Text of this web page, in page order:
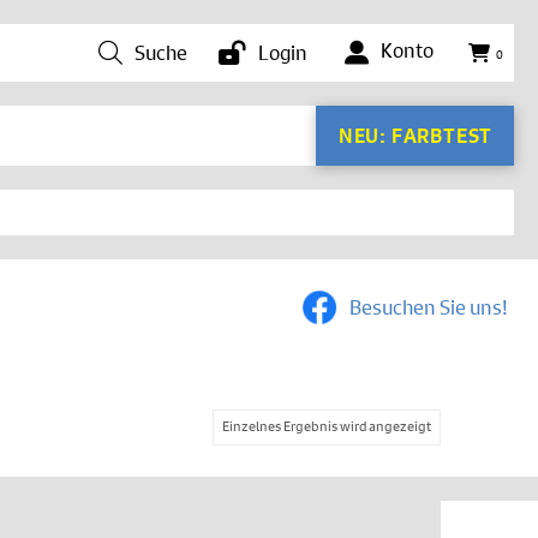
Suche Login Konto 0
NEU: FARBTEST
Besuchen Sie uns!
Einzelnes Ergebnis wird angezeigt